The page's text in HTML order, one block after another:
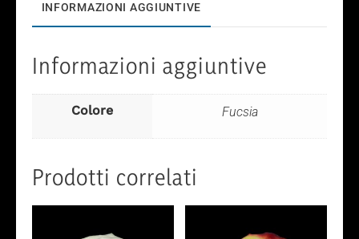
INFORMAZIONI AGGIUNTIVE
Informazioni aggiuntive
Colore Fucsia
Prodotti correlati